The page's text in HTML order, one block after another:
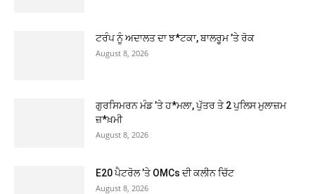
ਟਰੰਪ ਨੂੰ ਅਦਾਲਤ ਦਾ ਝ*ਟਕਾ, ਬਾਲਰੂਮ ’ਤੇ ਰੋਕ
August 8, 2026
ਗੁਰਸਿਮਰਨ ਮੰਡ ’ਤੇ ਹ*ਮਲਾ, ਪੁੱਤਰ ਤੇ 2 ਪੁਲਿਸ ਮੁਲਾਜ਼ਮ
ਜ਼*ਖ਼ਮੀ
August 8, 2026
E20 ਪੈਟਰੋਲ ’ਤੇ OMCs ਦੀ ਕਲੀਨ ਚਿੱਟ
August 8, 2026